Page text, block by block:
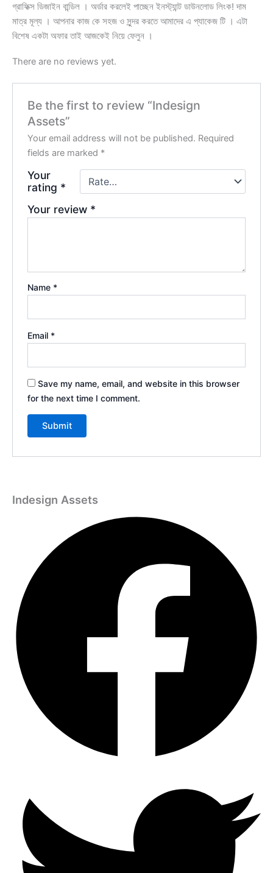
গ্রাফিক্স ডিজাইন বান্ডিল । অর্ডার করলেই পাচ্ছেন ইনস্ট্যান্ট ডাউনলোড লিংক! দাম
মাত্র মূল্য । আপনার কাজ কে সহজ ও সুন্দর করতে আমাদের এ প্যাকেজ টি । এটা
বিশেষ একটা অফার তাই আজকেই নিয়ে ফেলুন ।
There are no reviews yet.
Be the first to review “Indesign
Assets”
Your email address will not be published. Required
fields are marked *
Your
rating *
Your review *
Name *
Email *
Save my name, email, and website in this browser
for the next time I comment.
Indesign Assets